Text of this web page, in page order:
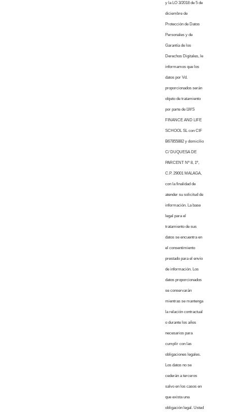
y la LO 3/2018 de 5 de
diciembre de
Protección de Datos
Personales y de
Garantía de los
Derechos Digitales, le
informamos que los
datos por Vd.
proporcionados serán
objeto de tratamiento
por parte de LWS
FINANCE AND LIFE
SCHOOL SL con CIF
B67855882 y domicilio
C/ DUQUESA DE
PARCENT Nº 8, 1º,
C.P. 29001 MALAGA,
con la finalidad de
atender su solicitud de
información. La base
legal para el
tratamiento de sus
datos se encuentra en
el consentimiento
prestado para el envío
de información. Los
datos proporcionados
se conservarán
mientras se mantenga
la relación contractual
o durante los años
necesarios para
cumplir con las
obligaciones legales.
Los datos no se
cederán a terceros
salvo en los casos en
que exista una
obligación legal. Usted